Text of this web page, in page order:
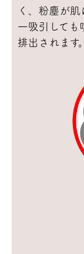
く、粉塵が
一吸引しても
排出されます。